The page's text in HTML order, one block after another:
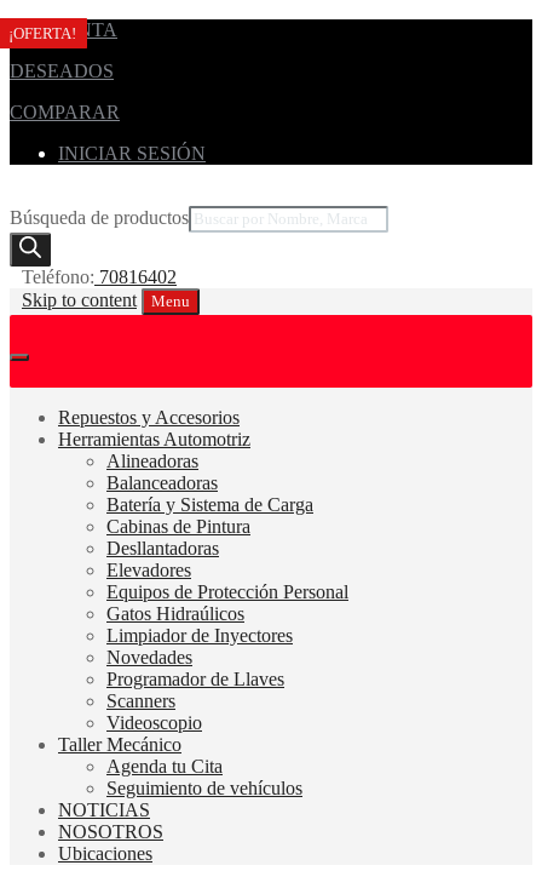
MI CUENTA
DESEADOS
COMPARAR
INICIAR SESIÓN
Búsqueda de productos
Teléfono: 70816402
Skip to content
Menu
Repuestos y Accesorios
Herramientas Automotriz
Alineadoras
Balanceadoras
Batería y Sistema de Carga
Cabinas de Pintura
Desllantadoras
Elevadores
Equipos de Protección Personal
Gatos Hidraúlicos
Limpiador de Inyectores
Novedades
Programador de Llaves
Scanners
Videoscopio
Taller Mecánico
Agenda tu Cita
Seguimiento de vehículos
NOTICIAS
NOSOTROS
Ubicaciones
¡OFERTA!
¡OFERTA!
¡OFERTA!
¡OFERTA!
¡OFERTA!